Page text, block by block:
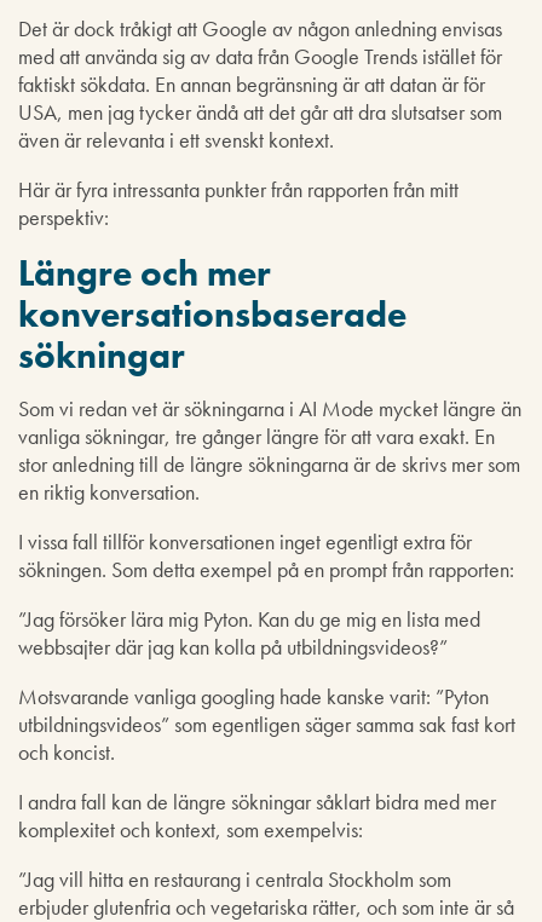
Det är dock tråkigt att Google av någon anledning envisas
med att använda sig av data från Google Trends istället för
faktiskt sökdata. En annan begränsning är att datan är för
USA, men jag tycker ändå att det går att dra slutsatser som
även är relevanta i ett svenskt kontext.
Här är fyra intressanta punkter från rapporten från mitt
perspektiv:
Längre och mer
konversationsbaserade
sökningar
Som vi redan vet är sökningarna i AI Mode mycket längre än
vanliga sökningar, tre gånger längre för att vara exakt. En
stor anledning till de längre sökningarna är de skrivs mer som
en riktig konversation.
I vissa fall tillför konversationen inget egentligt extra för
sökningen. Som detta exempel på en prompt från rapporten:
”Jag försöker lära mig Pyton. Kan du ge mig en lista med
webbsajter där jag kan kolla på utbildningsvideos?”
Motsvarande vanliga googling hade kanske varit: ”Pyton
utbildningsvideos” som egentligen säger samma sak fast kort
och koncist.
I andra fall kan de längre sökningar såklart bidra med mer
komplexitet och kontext, som exempelvis:
”Jag vill hitta en restaurang i centrala Stockholm som
erbjuder glutenfria och vegetariska rätter, och som inte är så